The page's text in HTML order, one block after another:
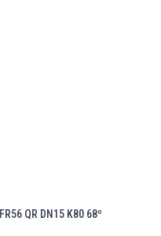
QR DN15 K80 68º